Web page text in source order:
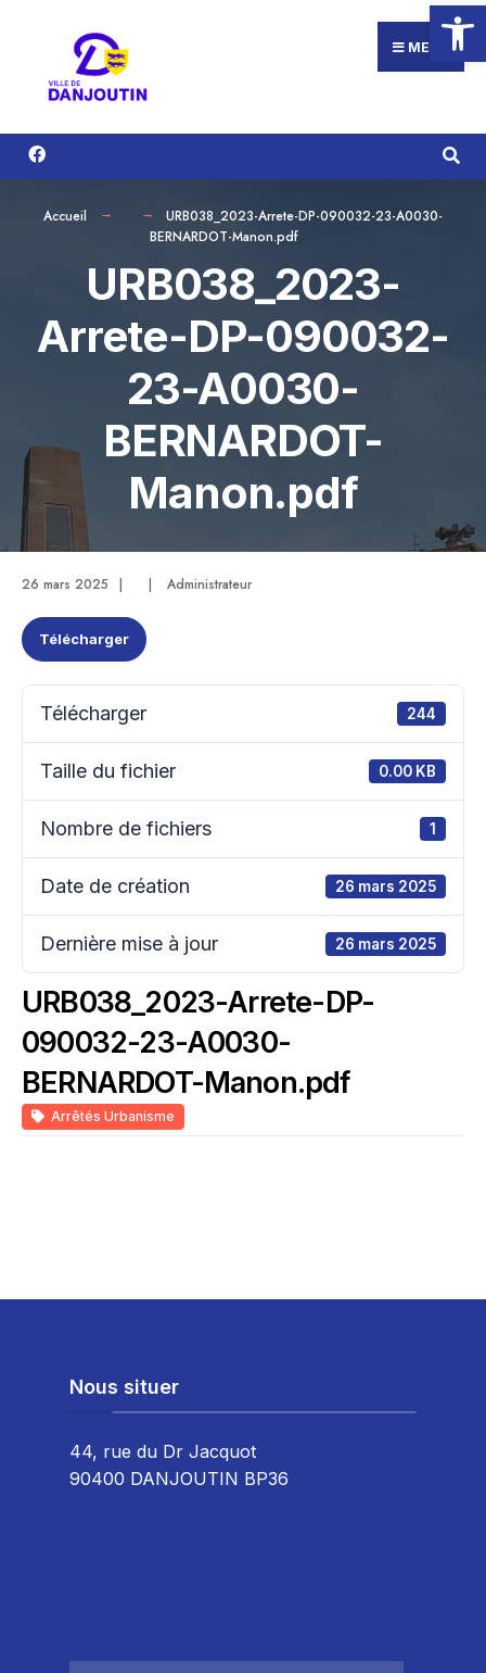
Ouvrir
contenu
MENU
Accueil
URB038_2023-Arrete-DP-090032-23-A0030-
BERNARDOT-Manon.pdf
URB038_2023-
Arrete-DP-090032-
23-A0030-
BERNARDOT-
Manon.pdf
26 mars 2025 | | Administrateur
Télécharger
Télécharger 244
Taille du fichier 0.00 KB
Nombre de fichiers 1
Date de création 26 mars 2025
Dernière mise à jour 26 mars 2025
URB038_2023-Arrete-DP-
090032-23-A0030-
BERNARDOT-Manon.pdf
Arrêtés Urbanisme
Nous situer
44, rue du Dr Jacquot
90400 DANJOUTIN BP36
for: